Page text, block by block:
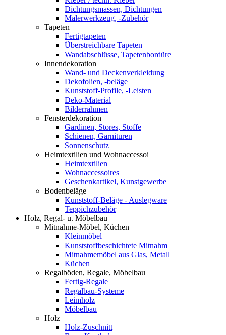
Dichtungsmassen, Dichtungen
Malerwerkzeug, -Zubehör
Tapeten
Fertigtapeten
Überstreichbare Tapeten
Wandabschlüsse, Tapetenbordüre
Innendekoration
Wand- und Deckenverkleidung
Dekofolien, -beläge
Kunststoff-Profile, -Leisten
Deko-Material
Bilderrahmen
Fensterdekoration
Gardinen, Stores, Stoffe
Schienen, Garnituren
Sonnenschutz
Heimtextilien und Wohnaccessoi
Heimtextilien
Wohnaccessoires
Geschenkartikel, Kunstgewerbe
Bodenbeläge
Kunststoff-Beläge - Auslegware
Teppichzubehör
Holz, Regal- u. Möbelbau
Mitnahme-Möbel, Küchen
Kleinmöbel
Kunststoffbeschichtete Mitnahm
Mitnahmemöbel aus Glas, Metall
Küchen
Regalböden, Regale, Möbelbau
Fertig-Regale
Regalbau-Systeme
Leimholz
Möbelbau
Holz
Holz-Zuschnitt